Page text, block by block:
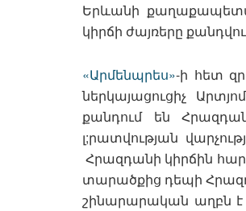
Երևանի
կիրճի ժայռերը
«Արմենպրես»-ի հետ
ներկայացուցիչ
քանդում են
լ;րատվության
Հրազդանի կիրճին
տարածքից դեպի
շինարարական աղբն է